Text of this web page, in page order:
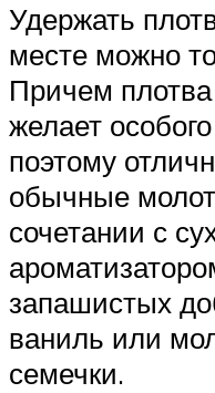
Удержать
месте можно
Причем
желает
поэтому
обычные
сочетании с
запашистых
ваниль или
семечки.